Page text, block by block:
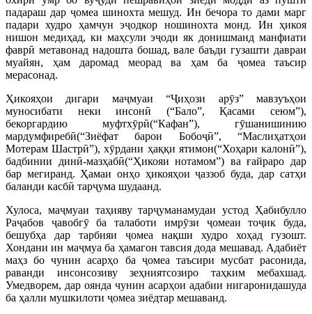
падараш дар ҷомеа шинохта мешуд. Ин бечора то дами марг
падари худро ҳамчун эҷодкор ношинохта монд. Ин ҳикоя
нишон медиҳад, ки маҳсули эҷоди як донишманд манфиати
фаврӣ метавонад надошта бошад, вале баъди гузашти давраи
муайян, ҳам даромад меорад ва ҳам ба ҷомеа таъсир
мерасонад.
Ҳикояҳои дигари маҷмуаи “Ҷиҳози арӯз” мавзуъҳои
муносибати неки инсонӣ (“Бало”, Қасами сеюм”),
бекоргардию муфтхӯрӣ(“Кафан”), гӯшанишинию
мардумфиребӣ(“Зиёфат барои Бобоҷӣ”, “Маслиҳатҳои
Мотерам Шастрӣ”), хӯрдани ҳаққи ятимон(“Хоҳари калонӣ”),
бадбинии динӣ-мазҳабӣ(“Ҳикояи нотамом”) ва ғайраро дар
бар мегиранд. Ҳамаи онҳо ҳикояҳои ҷаззоб буда, дар сатҳи
баланди касбӣ тарҷума шудаанд.
Хулоса, маҷмуаи таҳияву тарҷуманамудаи устод Ҳабибулло
Раҷабов ҷавобгӯ ба талаботи имрӯзи ҷомеаи тоҷик буда,
бешубҳа дар тарбияи ҷомеа нақши худро хоҳад гузошт.
Хондани ин маҷмуа ба ҳамагон тавсия дода мешавад. Адабиёт
маҳз бо чунин асарҳо ба ҷомеа таъсири мусбат расонида,
раванди инсонсозиву зеҳниятсозиро таҳким мебахшад.
Умедворем, дар оянда чунин асарҳои адабии нигаронидашуда
ба ҳалли мушкилоти ҷомеа зиёдтар мешаванд.